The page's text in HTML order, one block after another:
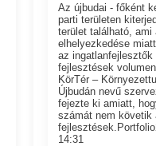
Az újbudai - főként
parti területen
terület található, ami
elhelyezkedése
az ingatlanfejlesztők
fejlesztések
KörTér –
Újbudán nevű
fejezte ki amiatt,
számát nem követik
14:31